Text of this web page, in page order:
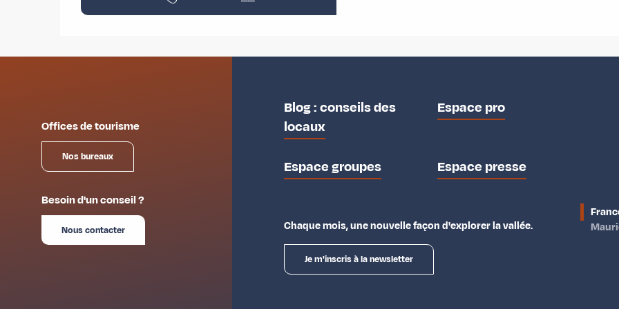
Offices de tourisme
Nos bureaux
Besoin d'un conseil ?
Nous contacter
Blog : conseils des
locaux
Espace pro
Espace groupes Espace presse
Chaque mois, une nouvelle façon d'explorer la vallée.
Je m'inscris à la newsletter